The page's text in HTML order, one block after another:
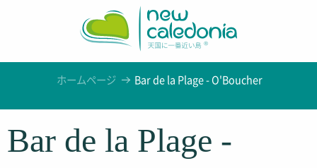
ホームページ Bar de la Plage - O'Boucher
Bar de la Plage -